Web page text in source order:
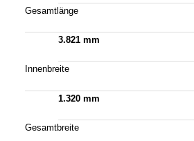
Gesamtlänge
3.821 mm
Innenbreite
1.320 mm
Gesamtbreite